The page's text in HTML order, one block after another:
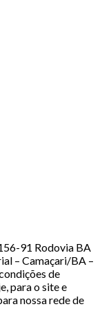
91 Rodovia BA
– Camaçari/BA –
de
para o site e
nossa rede de